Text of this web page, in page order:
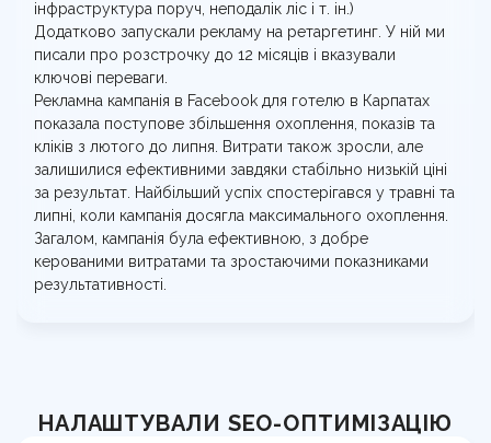
інфраструктура поруч, неподалік ліс і т. ін.)
Додатково запускали рекламу на ретаргетинг. У ній ми
писали про розстрочку до 12 місяців і вказували
ключові переваги.
Рекламна кампанія в Facebook для готелю в Карпатах
показала поступове збільшення охоплення, показів та
кліків з лютого до липня. Витрати також зросли, але
залишилися ефективними завдяки стабільно низькій ціні
за результат. Найбільший успіх спостерігався у травні та
липні, коли кампанія досягла максимального охоплення.
Загалом, кампанія була ефективною, з добре
керованими витратами та зростаючими показниками
результативності.
НАЛАШТУВАЛИ SЕО-ОПТИМІЗАЦІЮ